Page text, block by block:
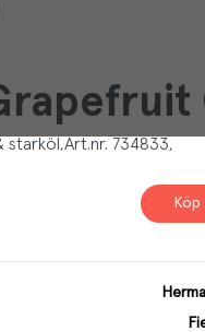
starköl Art.nr. 734833
Köp